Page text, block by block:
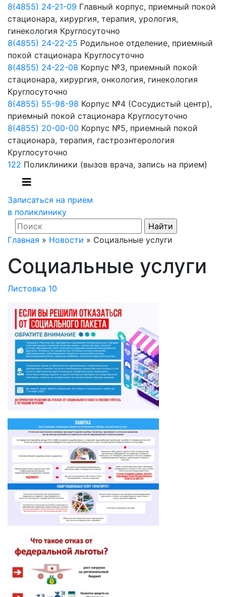
8(4855) 24-21-09 Главный корпус, приемный покой
стационара, хирургия, терапия, урология,
гинекология Круглосуточно
8(4855) 24-22-25 Родильное отделение, приемный
покой стационара Круглосуточно
8(4855) 24-22-08 Корпус №3, приемный покой
стационара, хирургия, онкология, гинекология
Круглосуточно
8(4855) 55-98-98 Корпус №4 (Сосудистый центр),
приемный покой стационара Круглосуточно
8(4855) 20-00-00 Корпус №5, приемный покой
стационара, терапия, гастроэнтерология
Круглосуточно
122 Поликлиники (вызов врача, запись на прием)
Записаться на прием
в поликлинику
Главная » Новости » Социальные услуги
Социальные услуги
Листовка 10